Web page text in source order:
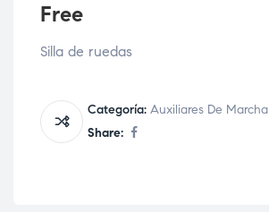
Free
Silla de ruedas
Categoría: Auxiliares De Marcha
Share: